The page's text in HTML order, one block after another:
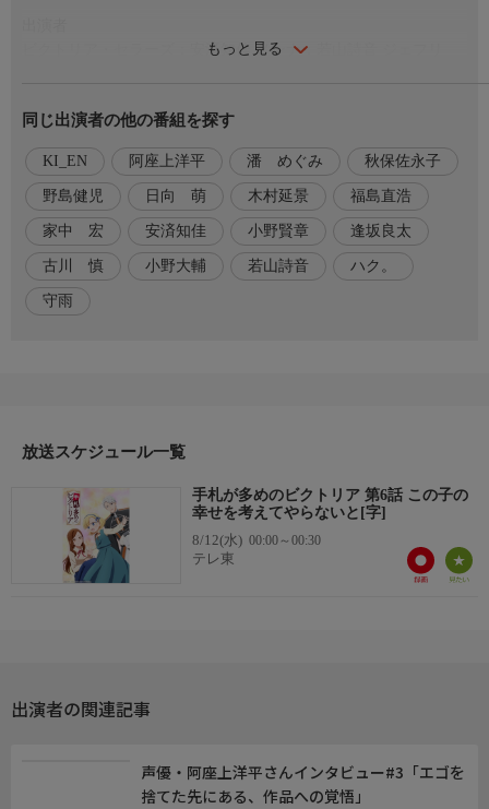
もっと見る
ビクトリア・セラーズ：安済知佳 ノンナ：若山詩音 ジェフリ
ラッド・アシュベリー：逢坂良太 セドリック・アシュベリー：
小野賢章 ランコム：野島健児 ヨラナ・ヘインズ：秋保佐永子 バ
ーナード・フィッチャー：家中 宏 ほか
原作脚本
原作：守雨「手札が多めのビクトリア」(MFブック
ス/KADOKAWA刊)
シリーズ構成:福島直浩
音楽:日向 萌
エンディングテーマ：「縁のつき」 KI_EN
ホームページ
https://www.tv-tokyo.co.jp/anime/victoria/
同じ出演者の他の番組を探す
KI_EN 阿座上洋平 潘 めぐみ 秋保佐永子
野島健児 日向 萌 木村延景 福島直浩
家中 宏 安済知佳 小野賢章 逢坂良太
古川 慎 小野大輔 若山詩音 ハク。
守雨
放送スケジュール一覧
手札が多めのビクトリア 第6話 この子の
幸せを考えてやらないと[字]
8/12(水) 00:00～00:30
テレ東
出演者の関連記事
声優・阿座上洋平さんインタビュー#3「エゴを
捨てた先にある、作品への覚悟」